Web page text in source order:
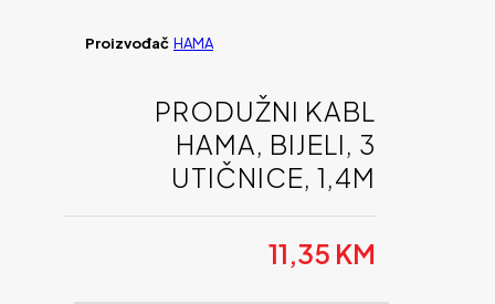
Proizvođač HAMA
PRODUŽNI KABL
HAMA, BIJELI, 3
UTIČNICE, 1,4M
11,35 KM